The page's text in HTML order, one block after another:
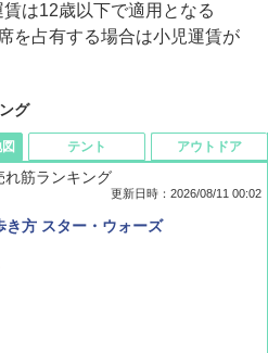
は12歳以下で適用となる
を占有する場合は小児運賃が
グ
ビ-パル) 2026年 10 月号【特別付録:
筋ランキング
更新日時：2026/08/11 00:02
き方 スター・ウォーズ
テント アウトドア